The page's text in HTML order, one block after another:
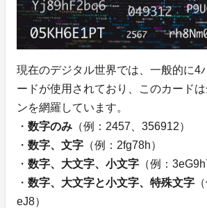
現在のデジタル世界では、一般的に4
ードが使用されており、このカード
ンを網羅しています。
・ 数字のみ （例：2457、356912）
・ 数字、文字 （例：2fg78h）
・ 数字、大文字、小文字 （例：
・ 数字、大文字と小文字、特殊文字
eJ8）